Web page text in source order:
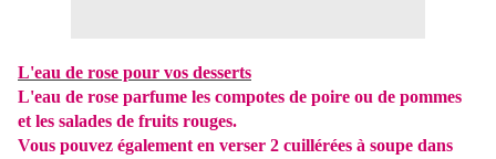
L'eau de rose pour vos desserts
L'eau de rose parfume les compotes de poire ou de pommes
et les salades de fruits rouges.
Vous pouvez également en verser 2 cuillérées à soupe dans